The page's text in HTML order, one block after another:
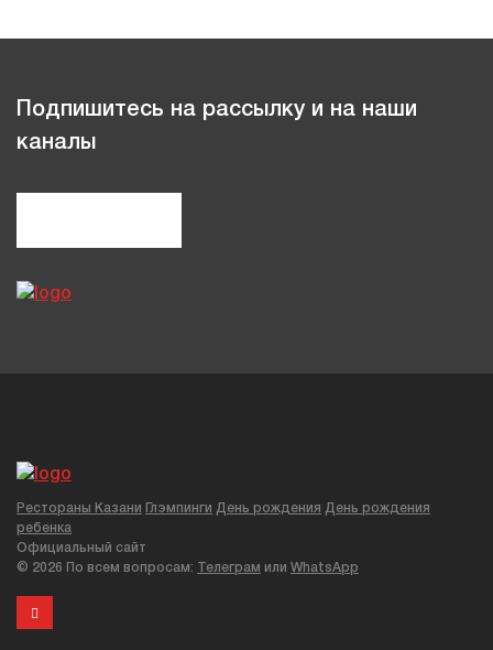
Подпишитесь на рассылку и на наши
каналы
Рестораны Казани Глэмпинги День рождения День рождения
ребенка
Официальный сайт
© 2026 По всем вопросам: Телеграм или WhatsApp